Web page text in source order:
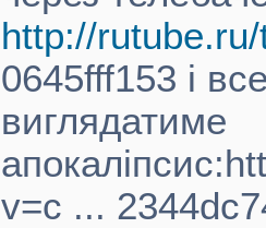
http://
0645fff153 і
виглядатиме
v=c ...